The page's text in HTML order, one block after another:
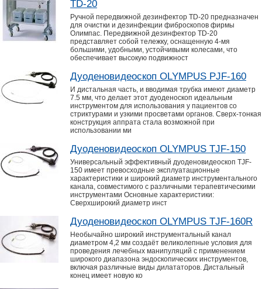
TD-20
Ручной передвижной дезинфектор TD-20 предназначен
для очистки и дезинфекции фиброскопов фирмы
Олимпас. Передвижной дезинфектор TD-20
представляет собой тележку, оснащенную 4-мя
большими, удобными, устойчивыми колесами, что
обеспечивает высокую подвижност
Дуоденовидеоскоп OLYMPUS PJF-160
И дистальная часть, и вводимая трубка имеют диаметр
7.5 мм, что делает этот дуоденоскоп идеальным
инструментом для использования у пациентов со
стриктурами и узкими просветами органов. Сверх-тонкая
конструкция аппрата стала возможной при
использовании ми
Дуоденовидеоскоп OLYMPUS TJF-150
Универсальный эффективный дуоденовидеоскоп TJF-
150 имеет превосходные эксплуатационные
характеристики и широкий диаметр инструментального
канала, совместимого с различными терапевтическими
инструментами Основные характеристики:
Сверхширокий диаметр инст
Дуоденовидеоскоп OLYMPUS TJF-160R
Необычайно широкий инструментальный канал
диаметром 4,2 мм создаёт великолепные условия для
проведения лечебных манипуляций с применением
широкого диапазона эндоскопических инструментов,
включая различные виды дилататоров. Дистальный
конец имеет новую ко